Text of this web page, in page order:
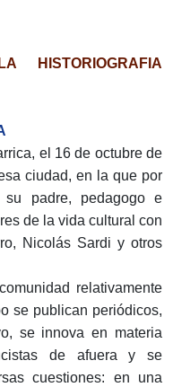
HISTORIOGRAFIA
el 16 de octubre de
ciudad, en la que por
padre, pedagogo e
de la vida cultural con
Nicolás Sardi y otros
relativamente
se publican periódicos,
se innova en materia
de afuera y se
cuestiones: en una